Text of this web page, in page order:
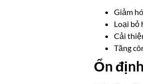
Giảm
Loại bỏ
Cải
Tăng
Ổn